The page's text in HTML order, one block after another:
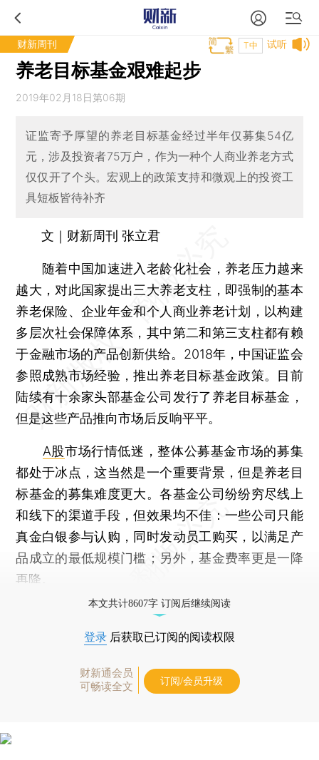
财新周刊 试听
T中
养老目标基金艰难起步
2019年02月18日第06期
证监寄予厚望的养老目标基金经过半年仅募集54亿
元，涉及投资者75万户，作为一种个人商业养老方式
仅仅开了个头。宏观上的政策支持和微观上的投资工
具短板皆待补齐
文｜财新周刊 张立君
随着中国加速进入老龄化社会，养老压力越来
越大，对此国家提出三大养老支柱，即强制的基本
养老保险、企业年金和个人商业养老计划，以构建
多层次社会保障体系，其中第二和第三支柱都有赖
于金融市场的产品创新供给。2018年，中国证监会
参照成熟市场经验，推出养老目标基金政策。目前
陆续有十余家头部基金公司发行了养老目标基金，
但是这些产品推向市场后反响平平。
A股市场行情低迷，整体公募基金市场的募集
都处于冰点，这当然是一个重要背景，但是养老目
标基金的募集难度更大。各基金公司纷纷穷尽线上
和线下的渠道手段，但效果均不佳：一些公司只能
真金白银参与认购，同时发动员工购买，以满足产
品成立的最低规模门槛；另外，基金费率更是一降
再降。
本文共计8607字 订阅后继续阅读
登录 后获取已订阅的阅读权限
财新通会员
可畅读全文
订阅/会员升级